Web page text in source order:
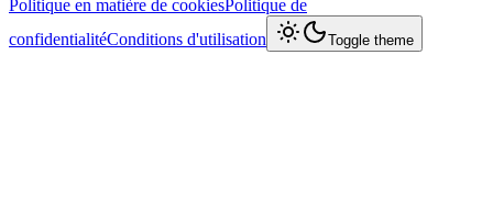
Politique en matière de cookiesPolitique de
confidentialitéConditions d'utilisation Toggle theme